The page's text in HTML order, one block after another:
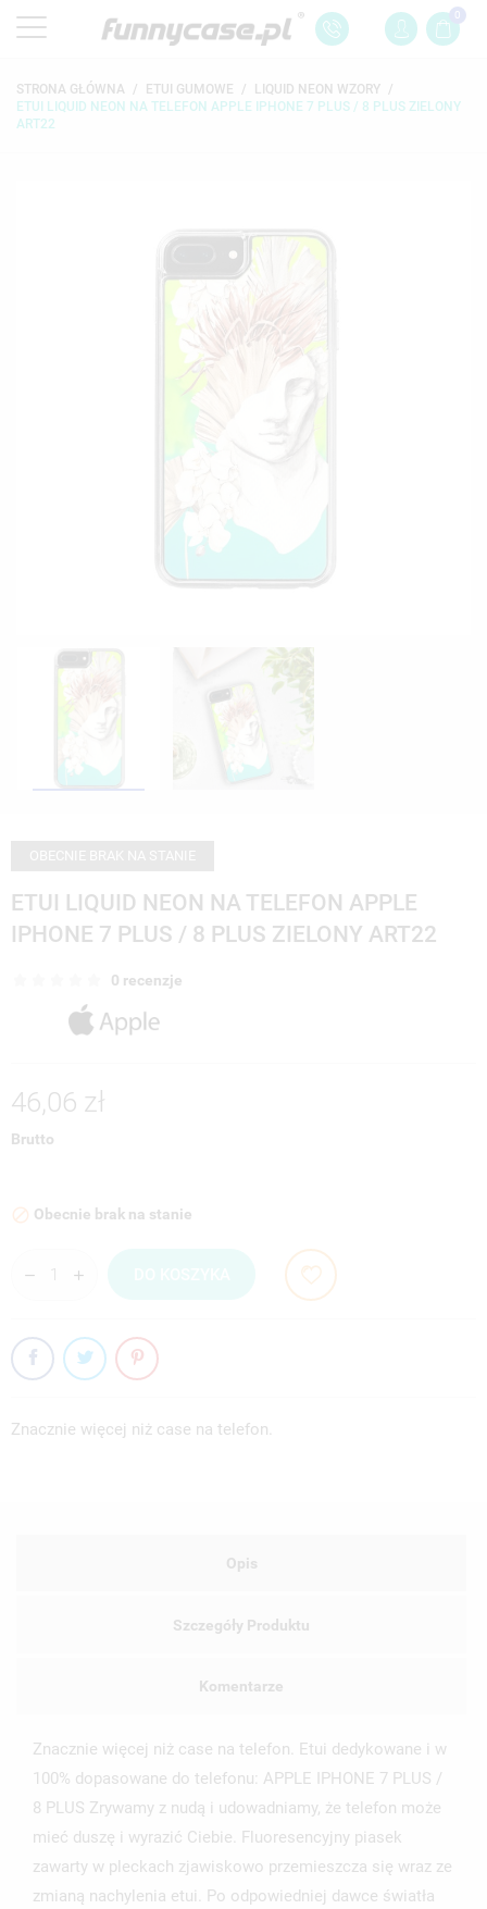
0
STRONA GŁÓWNA ETUI GUMOWE
LIQUID NEON WZORY
ETUI LIQUID NEON NA TELEFON APPLE IPHONE 7 PLUS / 8 PLUS ZIELONY
ART22
ETUI LIQUID NEON NA TELEFON APPLE
IPHONE 7 PLUS / 8 PLUS ZIELONY ART22
0 recenzje
46,06 zł
Brutto
 Obecnie brak na stanie
Znacznie więcej niż case na telefon.
Opis
Szczegóły Produktu
Komentarze
Znacznie więcej niż case na telefon. Etui dedykowane i w
100% dopasowane do telefonu: APPLE IPHONE 7 PLUS /
8 PLUS Zrywamy z nudą i udowadniamy, że telefon może
mieć duszę i wyrazić Ciebie. Fluoresencyjny piasek
zawarty w pleckach zjawiskowo przemieszcza się wraz ze
zmianą nachylenia etui. Po odpowiedniej dawce światła
MOJE LISTY ŻYCZEŃ
add_circle_outline UTWÓRZ NOWĄ LISTĘ
NAZWA LISTY ŻYCZEŃ
ANULUJ UTWÓRZ LISTĘ ŻYCZEŃ
MUSISZ BYĆ ZALOGOWANY BY ZAPISAĆ PRODUKTY NA
SWOJEJ LIŚCIE ŻYCZEŃ.
ZALOGUJ SIĘ